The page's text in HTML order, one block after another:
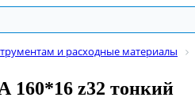
и расходные материалы
z32 тонкий